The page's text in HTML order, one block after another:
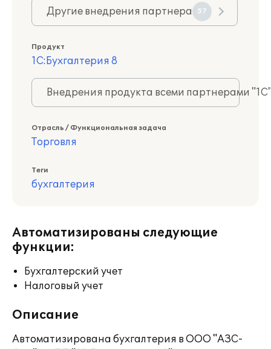
Другие внедрения партнера 57
Продукт
1С:Бухгалтерия 8
Внедрения продукта всеми партнерами
Отрасль / Функциональная задача
Торговля
Теги
бухгалтерия
Автоматизированы следующие
функции:
Бухгалтерский учет
Налоговый учет
Описание
Автоматизирована бухгалтерия в ООО "АЗС-